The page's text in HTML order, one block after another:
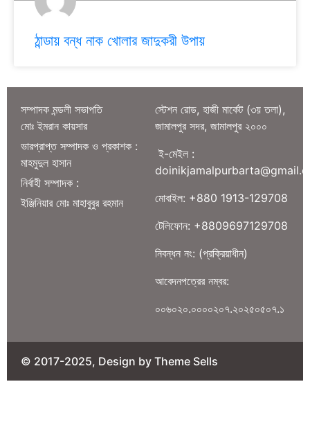
ঠান্ডায় বন্ধ নাক খোলার জাদুকরী উপায়
সম্পাদক মন্ডলী সভাপতি
মোঃ ইমরান কায়সার
ভারপ্রাপ্ত সম্পাদক ও প্রকাশক :
মাহমুদুল হাসান
নির্বাহী সম্পাদক :
ইঞ্জিনিয়ার মোঃ মাহাবুবুর রহমান
স্টেশন রোড, হাজী মার্কেট (৩য় তলা),
জামালপুর সদর, জামালপুর ২০০০
ই-মেইল :
মোবাইল: +880 1913-129708
টেলিফোন: +8809697129708
নিবন্ধন নং: (প্রক্রিয়াধীন)
আবেদনপত্রের নম্বর:
০০৬০২০.০০০০২০৭.২০২৫০৫০৭.১
© 2017-2025, Design by Theme Sells